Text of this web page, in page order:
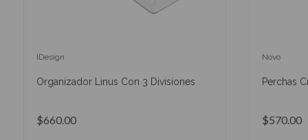
IDesign
Organizador Linus Con 3 Divisiones
$660.00
Novo
Perchas
$570.00